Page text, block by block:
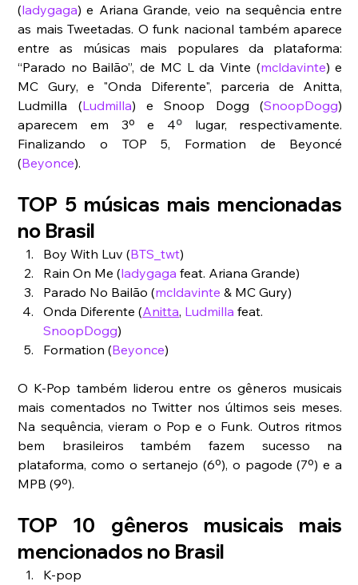
(ladygaga) e Ariana Grande, veio na sequência entre
as mais Tweetadas. O funk nacional também aparece
entre as músicas mais populares da plataforma:
“Parado no Bailão”, de MC L da Vinte (mcldavinte) e
MC Gury, e "Onda Diferente", parceria de Anitta,
Ludmilla (Ludmilla) e Snoop Dogg (SnoopDogg)
aparecem em 3º e 4º lugar, respectivamente.
Finalizando o TOP 5, Formation de Beyoncé
(Beyonce).
TOP 5 músicas mais mencionadas
no Brasil
Boy With Luv (BTS_twt)
Rain On Me (ladygaga feat. Ariana Grande)
Parado No Bailão (mcldavinte & MC Gury)
Onda Diferente (Anitta, Ludmilla feat.
SnoopDogg)
Formation (Beyonce)
O K-Pop também liderou entre os gêneros musicais
mais comentados no Twitter nos últimos seis meses.
Na sequência, vieram o Pop e o Funk. Outros ritmos
bem brasileiros também fazem sucesso na
plataforma, como o sertanejo (6º), o pagode (7º) e a
MPB (9º).
TOP 10 gêneros musicais mais
mencionados no Brasil
K-pop